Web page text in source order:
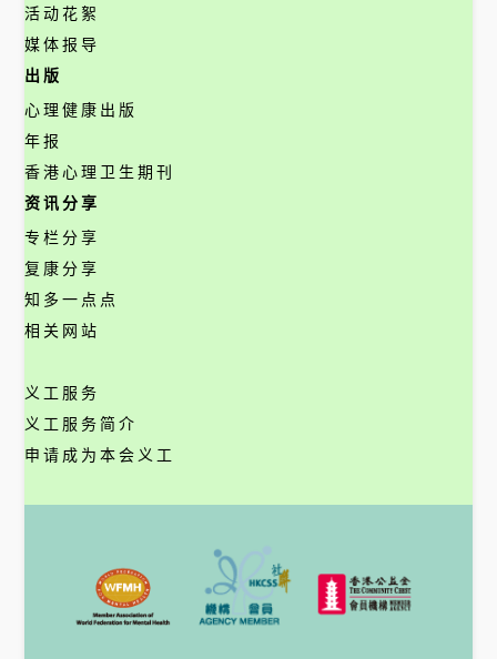
活动花絮
媒体报导
出版
心理健康出版
年报
香港心理卫生期刊
资讯分享
专栏分享
复康分享
知多一点点
相关网站
义工服务
义工服务简介
申请成为本会义工